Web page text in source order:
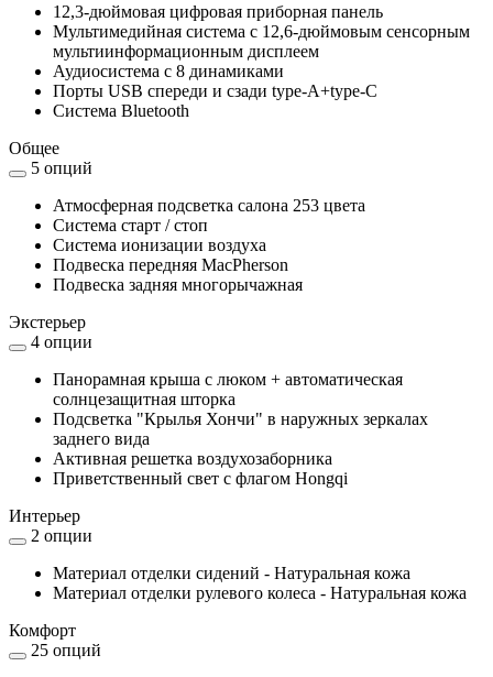
12,3-дюймовая цифровая приборная панель
Мультимедийная система с 12,6-дюймовым сенсорным
мультиинформационным дисплеем
Аудиосистема с 8 динамиками
Порты USB спереди и сзади type-A+type-C
Система Bluetooth
Общее
5 опций
Атмосферная подсветка салона 253 цвета
Система старт / стоп
Система ионизации воздуха
Подвеска передняя MacPherson
Подвеска задняя многорычажная
Экстерьер
4 опции
Панорамная крыша с люком + автоматическая
солнцезащитная шторка
Подсветка "Крылья Хончи" в наружных зеркалах
заднего вида
Активная решетка воздухозаборника
Приветственный свет с флагом Hongqi
Интерьер
2 опции
Материал отделки сидений - Натуральная кожа
Материал отделки рулевого колеса - Натуральная кожа
Комфорт
25 опций